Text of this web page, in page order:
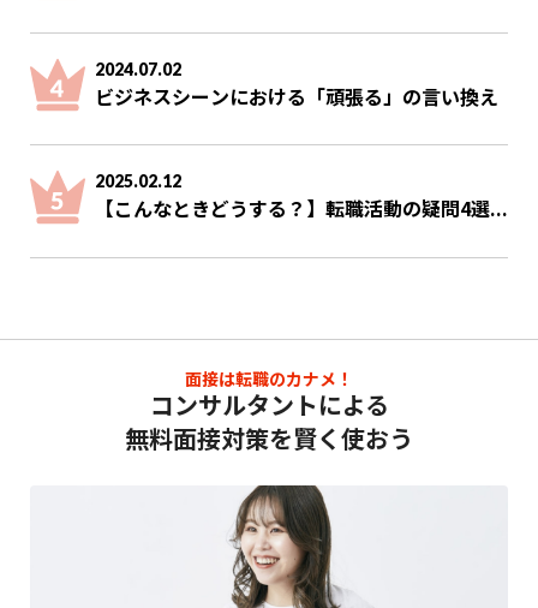
2024.07.02
ビジネスシーンにおける「頑張る」の言い換え
2025.02.12
【こんなときどうする？】転職活動の疑問4選...
面接は転職のカナメ！
コンサルタントによる
無料面接対策を賢く使おう